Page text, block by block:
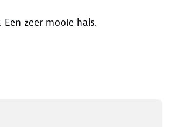
zeer mooie hals.